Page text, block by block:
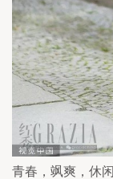
青春，飒爽，休